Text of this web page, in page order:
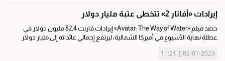
إيرادات «أفاتار 2» تتخطى عتبة مليار دولار
حصد فيلم «Avatar: The Way of Water» إيرادات قاربت 82,4 مليون دولار في
عطلة نهاية الأسبوع في أميركا الشمالية، ليرتفع إجمالي عائداته إلى مليار دولار
فيلم...
02-01-2023 | 11:21